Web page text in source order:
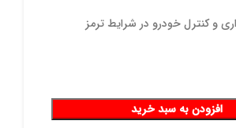
و کنترل خودرو در شرایط ترمز
افزودن به سبد خرید